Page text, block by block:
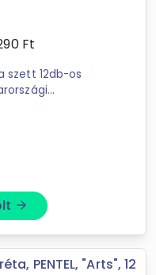
Ft
szett 12db-os
kalandjait,
arrow_forward
PENTEL, "Arts", 12